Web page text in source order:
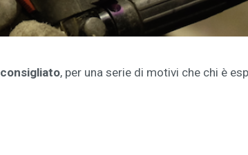
, per una serie di motivi che chi è